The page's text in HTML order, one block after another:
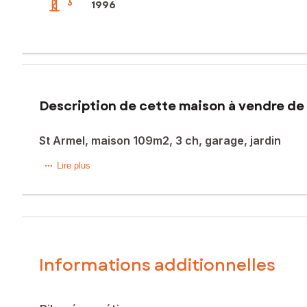
1996
Description de cette maison à vendre de
St Armel, maison 109m2, 3 ch, garage, jardin
À 20 min de Rennes, découvrez cette maison familiale
pans japonais. La suite parentale avec SDE attenante est
Le jardin clos et arboré de 518 m², à l’abri des regards,
Prix de vente : 325 900 €
Lire plus
Informations additionnelles